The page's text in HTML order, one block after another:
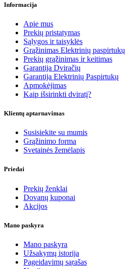
Informacija
Apie mus
Prekių pristatymas
Sąlygos ir taisyklės
Grąžinimas Elektrinių paspirtukų
Prekių grąžinimas ir keitimas
Garantija Dviračių
Garantija Elektrinių Paspirtukų
Apmokėjimas
Kaip išsirinkti dviratį?
Klientų aptarnavimas
Susisiekite su mumis
Grąžinimo forma
Svetainės žemėlapis
Priedai
Prekių ženklai
Dovanų kuponai
Akcijos
Mano paskyra
Mano paskyra
Užsakymų istorija
Pageidavimų sąrašas